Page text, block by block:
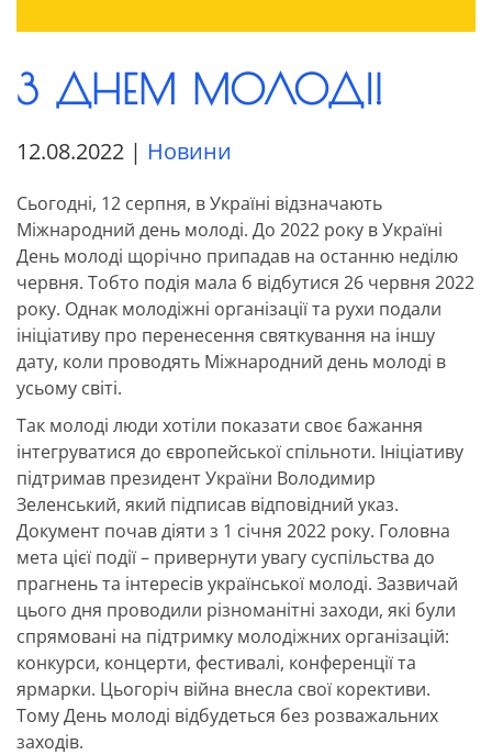
З ДНЕМ МОЛОДІ!
12.08.2022 | Новини
Сьогодні, 12 серпня, в Україні відзначають
Міжнародний день молоді. До 2022 року в Україні
День молоді щорічно припадав на останню неділю
червня. Тобто подія мала б відбутися 26 червня 2022
року. Однак молодіжні організації та рухи подали
ініціативу про перенесення святкування на іншу
дату, коли проводять Міжнародний день молоді в
усьому світі.
Так молоді люди хотіли показати своє бажання
інтегруватися до європейської спільноти. Ініціативу
підтримав президент України Володимир
Зеленський, який підписав відповідний указ.
Документ почав діяти з 1 січня 2022 року. Головна
мета цієї події – привернути увагу суспільства до
прагнень та інтересів української молоді. Зазвичай
цього дня проводили різноманітні заходи, які були
спрямовані на підтримку молодіжних організацій:
конкурси, концерти, фестивалі, конференції та
ярмарки. Цьогоріч війна внесла свої корективи.
Тому День молоді відбудеться без розважальних
заходів.